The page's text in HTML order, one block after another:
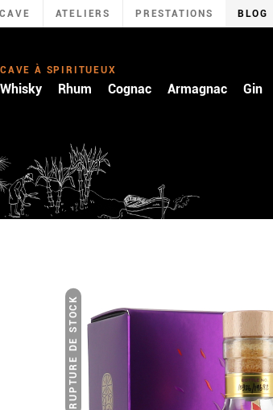
ATELIERS PRESTATIONS BLOG
CAVE À SPIRITUEUX
Whisky Rhum Cognac Armagnac Gin
RUPTURE DE STOCK